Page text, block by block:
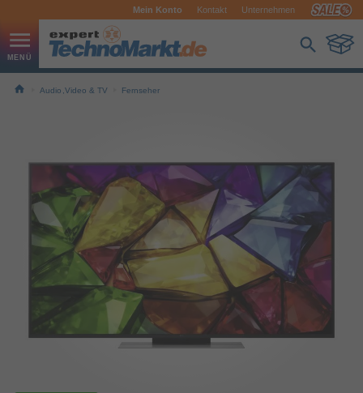
Mein Konto Kontakt Unternehmen
Audio,Video & TV Fernseher